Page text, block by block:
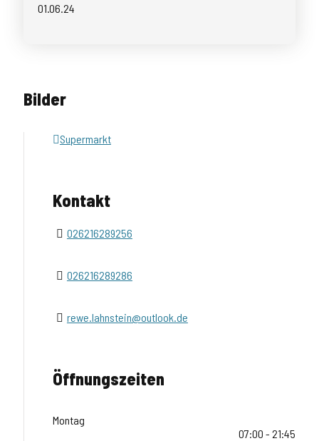
01.06.24
Bilder
Supermarkt
Kontakt
026216289256
026216289286
rewe.lahnstein@outlook.de
Öffnungszeiten
Montag
07:00 - 21:45